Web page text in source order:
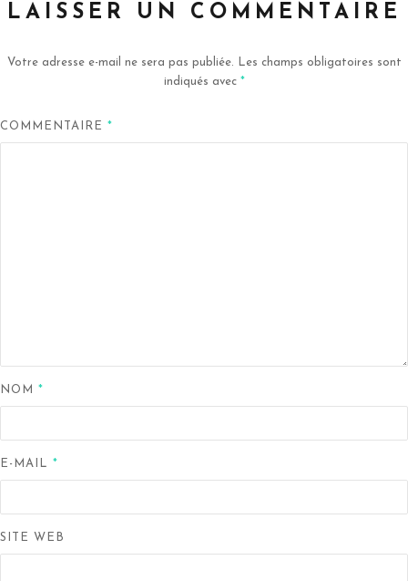
LAISSER UN COMMENTAIRE
Votre adresse e-mail ne sera pas publiée.
Les champs obligatoires sont
indiqués avec *
COMMENTAIRE *
NOM *
E-MAIL *
SITE WEB